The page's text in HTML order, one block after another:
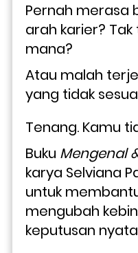
Pernah merasa
arah karier?
mana?
Atau malah
yang tidak
Tenang. Kamu
Buku Mengenal
karya Selviana
untuk
mengubah
keputusan